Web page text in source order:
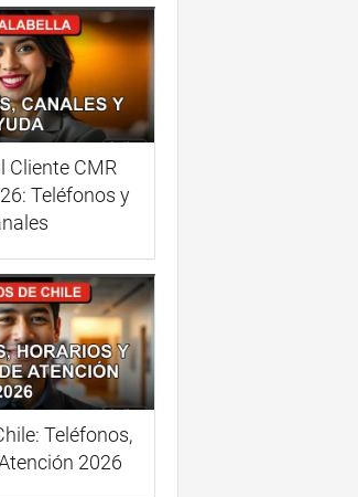
Cliente CMR
Teléfonos y
Teléfonos,
2026